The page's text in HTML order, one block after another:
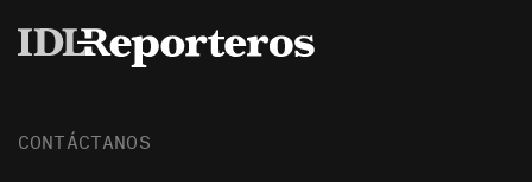
CONTÁCTANOS